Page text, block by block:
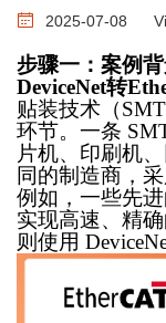
2025-07-08
步骤一：案例
DeviceNet转
贴装技术（
环节。一条
片机、印刷机
同的制造商，
例如，一些先
实现高速、精
则使用